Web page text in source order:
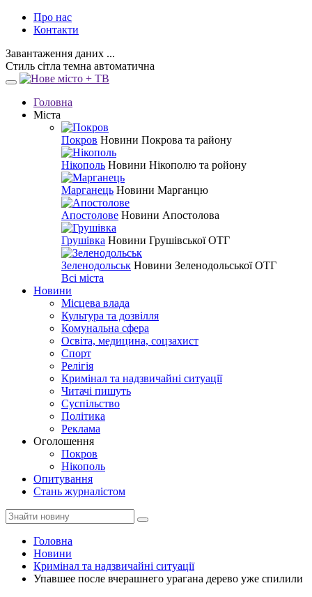
Про нас
Контакти
Завантаження даних ...
Стиль сітла темна автоматична
Головна
Міста
Покров Новини Покрова та району
Нікополь Новини Нікополю та ройону
Марганець Новини Марганцю
Апостолове Новини Апостолова
Грушівка Новини Грушівської ОТГ
Зеленодольськ Новини Зеленодольської ОТГ
Всі міста
Новини
Місцева влада
Культура та дозвілля
Комунальна сфера
Освіта, медицина, соцзахист
Спорт
Релігія
Кримінал та надзвичайні ситуації
Читачі пишуть
Суспільство
Політика
Реклама
Оголошення
Покров
Нікополь
Опитування
Стань журналістом
Головна
Новини
Кримінал та надзвичайні ситуації
Упавшее после вчерашнего урагана дерево уже спилили